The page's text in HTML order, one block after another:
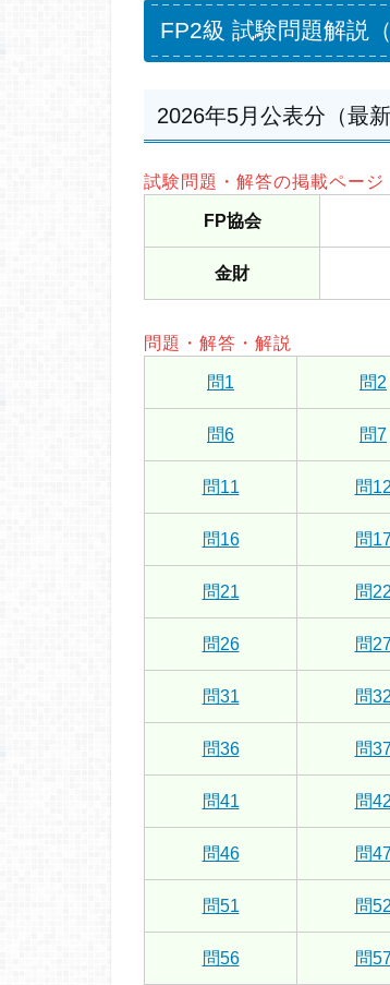
FP2級 試験問題解説
2026年5月公表分（最新
試験問題・解答の掲載ページ
FP協会
金財
問題・解答・解説
問1 問2
問6 問7
問11 問12
問16 問17
問21 問22
問26 問27
問31 問32
問36 問37
問41 問42
問46 問47
問51 問52
問56 問57